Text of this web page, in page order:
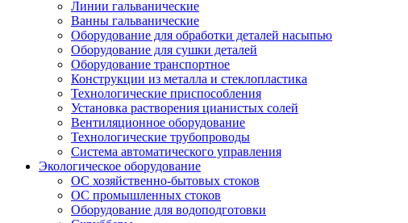
Линии гальванические
Ванны гальванические
Оборудование для обработки деталей насыпью
Оборудование для сушки деталей
Оборудование транспортное
Конструкции из металла и стеклопластика
Технологические приспособления
Установка растворения цианистых солей
Вентиляционное оборудование
Технологические трубопроводы
Система автоматического управления
Экологическое оборудование
ОС хозяйственно-бытовых стоков
ОС промышленных стоков
Оборудование для водоподготовки